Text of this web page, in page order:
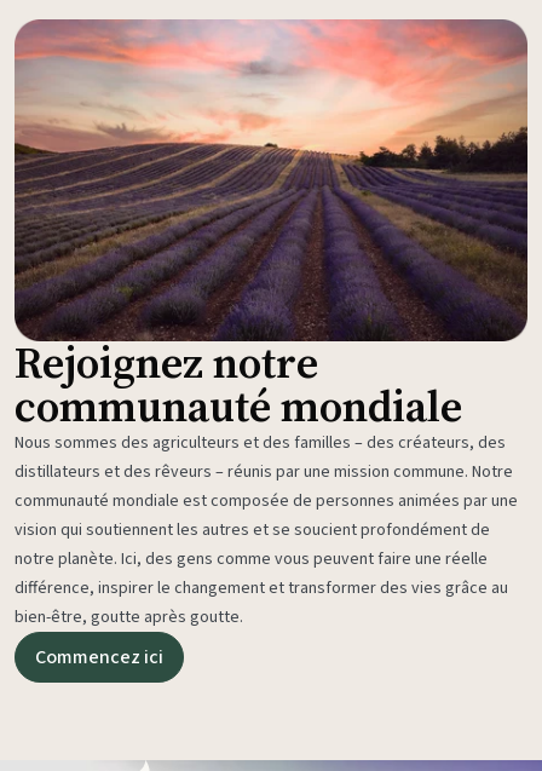
Rejoignez notre
communauté mondiale
Nous sommes des agriculteurs et des familles – des créateurs, des
distillateurs et des rêveurs – réunis par une mission commune. Notre
communauté mondiale est composée de personnes animées par une
vision qui soutiennent les autres et se soucient profondément de
notre planète. Ici, des gens comme vous peuvent faire une réelle
différence, inspirer le changement et transformer des vies grâce au
bien-être, goutte après goutte.
Commencez ici